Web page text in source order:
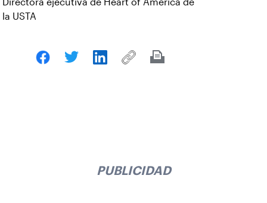
Directora ejecutiva de Heart of America de
la USTA
PUBLICIDAD